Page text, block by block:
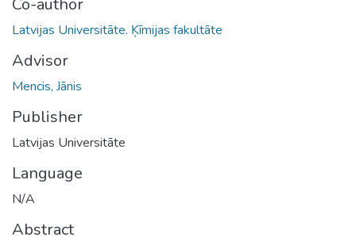
Latvijas Universitāte. Ķīmijas fakultāte
Advisor
Mencis, Jānis
Publisher
Latvijas Universitāte
Language
N/A
Abstract